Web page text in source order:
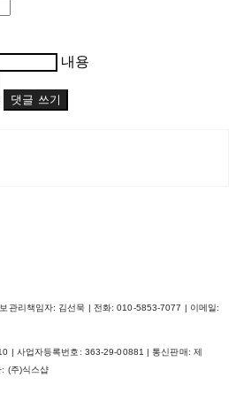
내용
댓글 쓰기
관리책임자: 김선묵 | 전화: 010-5853-7077 | 이메일:
| 사업자등록번호: 363-29-00881 | 통신판매: 제
: (주)식스샵